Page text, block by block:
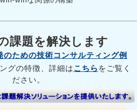
課題を解決します
のための技術コンサルティング例
グの特徴、詳細は こちら をご覧く
ださい。